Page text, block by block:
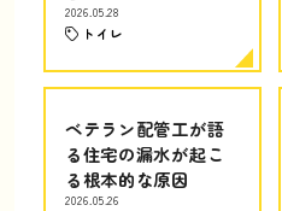
2026.05.28
トイレ
ベテラン配管工が語
る住宅の漏水が起こ
る根本的な原因
2026.05.26